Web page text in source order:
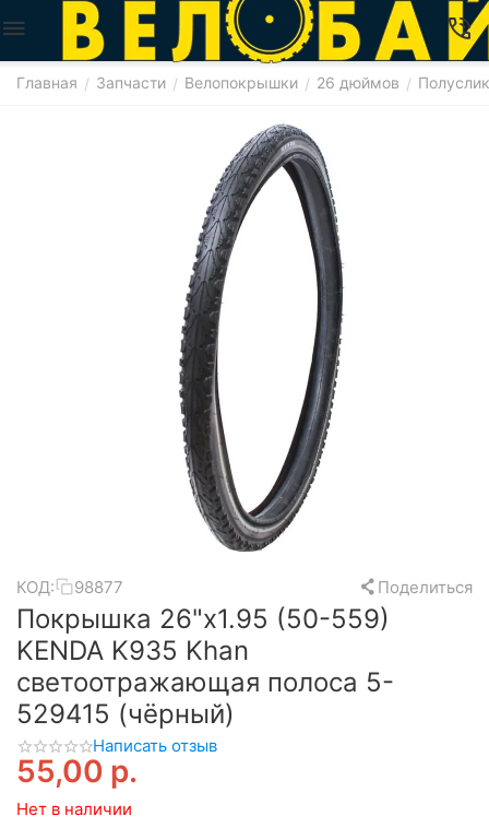
Главная / Запчасти / Велопокрышки / 26 дюймов /
КОД: 98877 Поделиться
Покрышка 26"x1.95 (50-559)
KENDA K935 Khan
светоотражающая полоса 5-
529415 (чёрный)
Написать отзыв
55,00 р.
Нет в наличии